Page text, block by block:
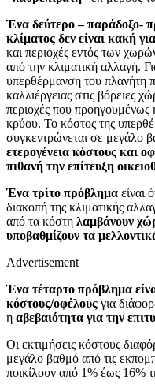
Ένα δεύτερο – παράδοξο-
κλίματος δεν είναι κακή
και περιοχές εντός των
από την κλιματική αλλαγή.
υπερθέρμανση του πλανήτη
καλλιέργειας στις βόρειες
περιοχές που προηγουμένως
κρύου. Το κόστος της
συγκεντρώνεται σε μεγάλο
ετερογένεια κόστους και
πιθανή την επίτευξη
Ένα τρίτο πρόβλημα είναι
διακοπή της κλιματικής
από τα κόστη λαμβάνουν
υποβαθμίζουν τα
Advertisement
Ένα τέταρτο πρόβλημα
κόστους/οφέλους για
η αβεβαιότητα για την
Οι εκτιμήσεις κόστους
μεγάλο βαθμό από τις
ποικίλουν από 1% έως 16%